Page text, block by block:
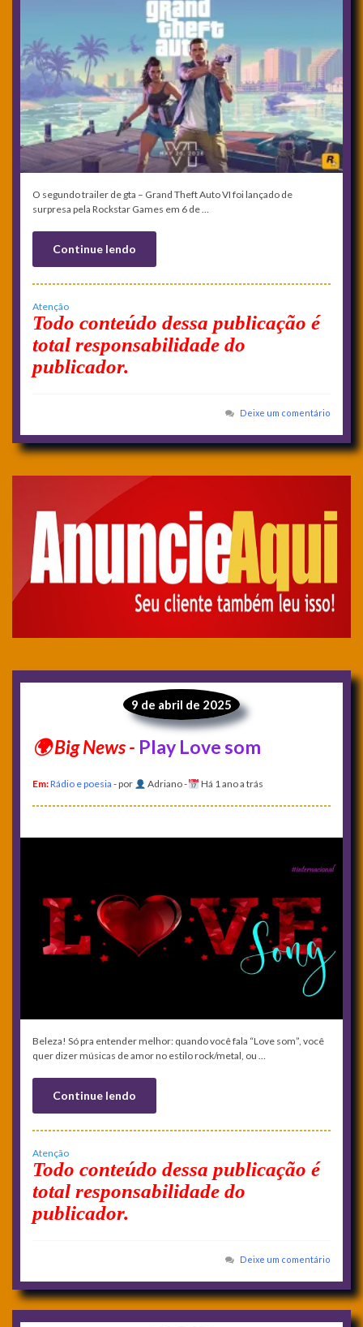
O segundo trailer de gta – Grand Theft Auto VI foi lançado de
surpresa pela Rockstar Games em 6 de …
Continue lendo
Atenção
Todo conteúdo dessa publicação é
total responsabilidade do
publicador.
Deixe um comentário
9 de abril de 2025
Play Love som
Em:Rádio e poesia - por Adriano- Há 1 ano a trás
Beleza! Só pra entender melhor: quando você fala “Love som”, você
quer dizer músicas de amor no estilo rock/metal, ou …
Continue lendo
Atenção
Todo conteúdo dessa publicação é
total responsabilidade do
publicador.
Deixe um comentário